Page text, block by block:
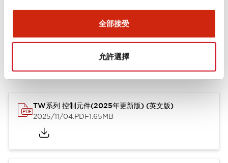
全部接受
允許選擇
TW系列 控制元件(2025年更新版) (英文版)
2025/11/04.PDF1.65MB